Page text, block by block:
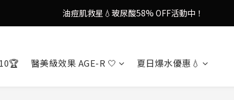
謝安琪愛用美容儀🌸護膚效果UP！
果凍噴霧！一噴即現美白光透肌✨
醫美級效果 AGE-R 🤍 夏日爆水優惠💧